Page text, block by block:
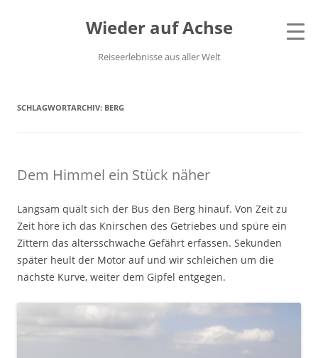
Wieder auf Achse
Reiseerlebnisse aus aller Welt
SCHLAGWORTARCHIV: BERG
Dem Himmel ein Stück näher
Langsam quält sich der Bus den Berg hinauf. Von Zeit zu
Zeit höre ich das Knirschen des Getriebes und spüre ein
Zittern das altersschwache Gefährt erfassen. Sekunden
später heult der Motor auf und wir schleichen um die
nächste Kurve, weiter dem Gipfel entgegen.